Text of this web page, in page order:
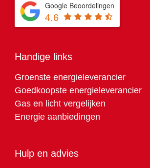
Google Beoordelingen
4.6
Handige links
Groenste energieleverancier
Goedkoopste energieleverancier
Gas en licht vergelijken
Energie aanbiedingen
Hulp en advies